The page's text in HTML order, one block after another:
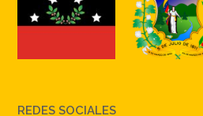
REDES SOCIALES